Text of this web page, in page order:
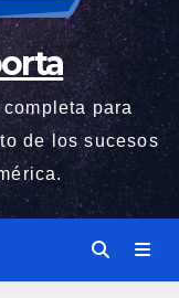
para
de los sucesos